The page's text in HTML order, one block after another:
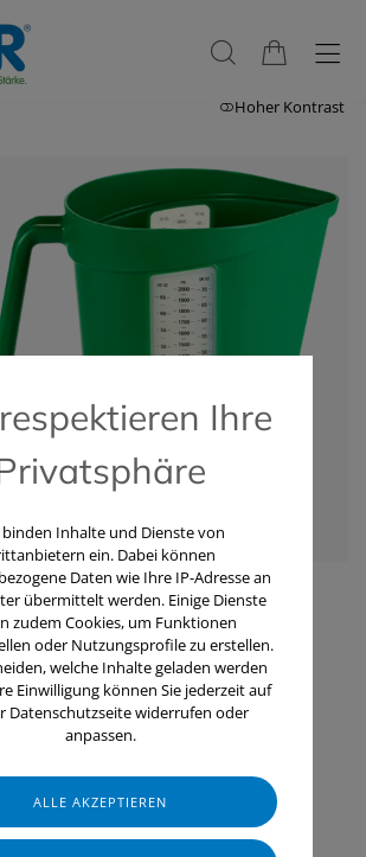
Hoher Kontrast
GASTRONOMIE & HOTELLERIE
& ZUBEHÖR LEBENSMITTELINDUSTRIE
Ihre
binden Inhalte und Dienste von
ein. Dabei können
Daten wie Ihre IP-Adresse an
übermittelt werden. Einige Dienste
zudem Cookies, um Funktionen
oder Nutzungsprofile zu erstellen.
welche Inhalte geladen werden
Einwilligung können Sie jederzeit auf
Datenschutzseite widerrufen oder
anpassen.